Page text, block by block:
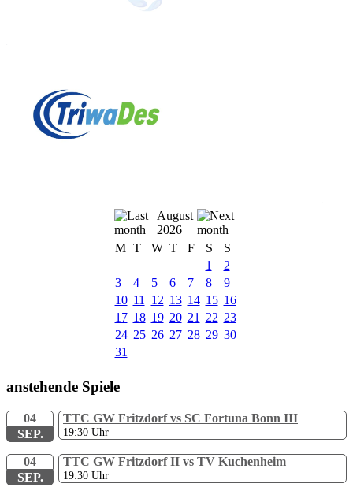
August
2026
M T W T F S
S
1
2
3
4 5 6 7 8
9
10 11 12 13 14 15 16
17 18 19 20 21 22 23
24 25 26 27 28 29 30
31
anstehende Spiele
04
SEP.
TTC GW Fritzdorf vs SC Fortuna Bonn III
19:30 Uhr
04
SEP.
TTC GW Fritzdorf II vs TV Kuchenheim
19:30 Uhr